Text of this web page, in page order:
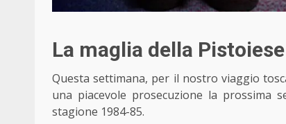
La maglia della
Questa settimana, per il nostro viaggio
una piacevole prosecuzione la prossima
stagione 1984-85.